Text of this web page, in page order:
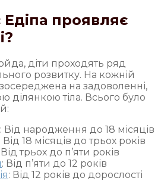
проявляє
діти проходять ряд
розвитку. На кожній
зосереджена на задоволенні,
ділянкою тіла. Всього було
: Від народження до 18 місяців
: Від 18 місяців до трьох років
Від трьох до п’яти років
: Від п’яти до 12 років
: Від 12 років до дорослості